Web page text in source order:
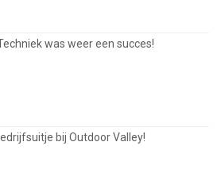
was weer een succes!
bij Outdoor Valley!